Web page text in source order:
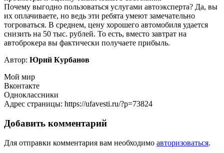
Почему выгодно пользоваться услугами автоэксперта? Да, вы
их оплачиваете, но ведь эти ребята умеют замечательно
тогроваться. В среднем, цену хорошего автомобиля удается
снизить на 50 тыс. рублей. То есть, вместо завтрат на
автоброкера вы фактически получаете прибыль.
Автор: Юрий Курбанов
Мой мир
Вконтакте
Одноклассники
Адрес страницы: https://ufavesti.ru/?p=73824
Добавить комментарий
Для отправки комментария вам необходимо авторизоваться.